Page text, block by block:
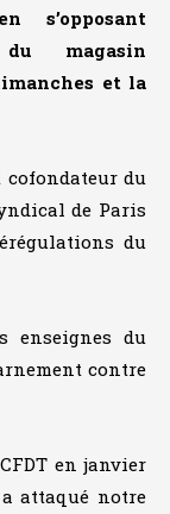
en
s’opposant
magasin
et la
cofondateur du
de Paris
du
enseignes du
contre
en janvier
attaqué notre